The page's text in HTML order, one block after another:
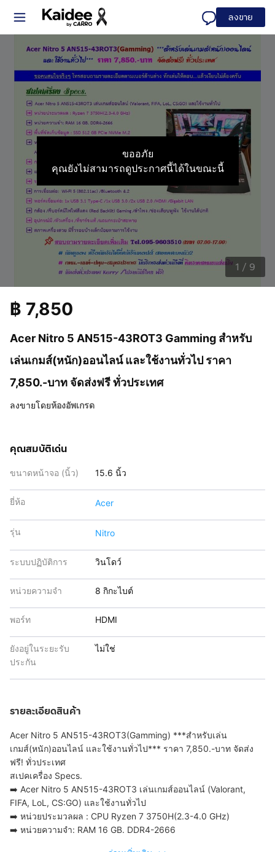
ลงขาย
ขออภัย
คุณยังไม่สามารถดูประกาศนี้ได้ในขณะนี้
1 / 9
Acer Nitro 5 AN515-43ROT3 Gamming สำหรับ
เล่นเกมส์(หนัก)ออนไลน์ และใช้งานทั่วไป ราคา
7,850.-บาท จัดส่งฟรี ทั่วประเทศ
฿ 7,850
ลงขายโดยห้องอัพเกรด
คุณสมบัติเด่น
ขนาดหน้าจอ (นิ้ว) 15.6 นิ้ว
ยี่ห้อ Acer
รุ่น Nitro
ระบบปฏิบัติการ วินโดว์
หน่วยความจำ 8 กิกะไบต์
พอร์ท HDMI
ยังอยู่ในระยะรับ
ประกัน
ไม่ใช่
รายละเอียดสินค้า
Acer Nitro 5 AN515-43ROT3(Gamming) ***สำหรับเล่น
เกมส์(หนัก)ออนไลน์ และใช้งานทั่วไป*** ราคา 7,850.-บาท จัดส่ง
ฟรี! ทั่วประเทศ
สเปคเครื่อง Specs.
➡️ Acer Nitro 5 AN515-43ROT3 เล่นเกมส์ออนไลน์ (Valorant,
FIFA, LoL, CS:GO) และใช้งานทั่วไป
➡️ หน่วยประมวลผล : CPU Ryzen 7 3750H(2.3-4.0 GHz)
➡️ หน่วยความจำ: RAM 16 GB. DDR4-2666